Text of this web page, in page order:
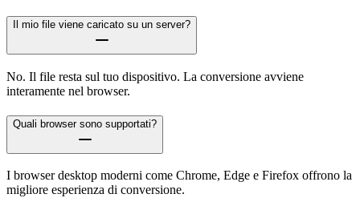
Il mio file viene caricato su un server?
No. Il file resta sul tuo dispositivo. La conversione avviene
interamente nel browser.
Quali browser sono supportati?
I browser desktop moderni come Chrome, Edge e Firefox offrono la
migliore esperienza di conversione.